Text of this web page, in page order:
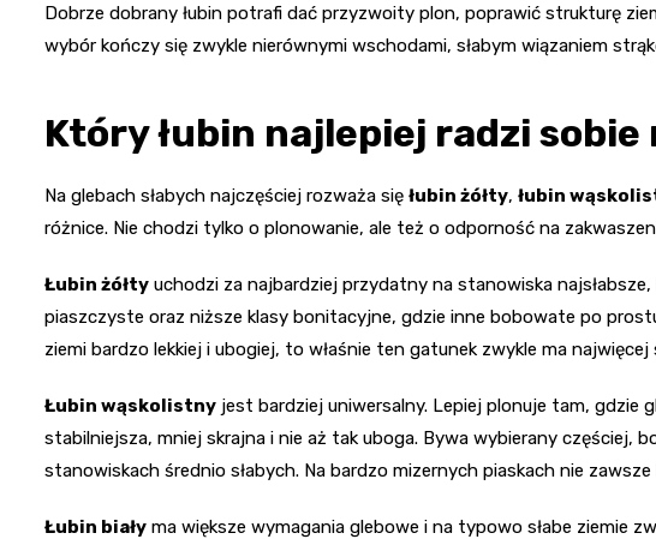
Dobrze dobrany łubin potrafi dać przyzwoity plon, poprawić strukturę
wybór kończy się zwykle nierównymi wschodami, słabym wiązaniem
Który łubin najlepiej radzi sobie
Na glebach słabych najczęściej rozważa się łubin żółty, łubin
różnice. Nie chodzi tylko o plonowanie, ale też o odporność na
Łubin żółty uchodzi za najbardziej przydatny na stanowiska
piaszczyste oraz niższe klasy bonitacyjne, gdzie inne bobowate po
ziemi bardzo lekkiej i ubogiej, to właśnie ten gatunek zwykle ma najwięcej
Łubin wąskolistny jest bardziej uniwersalny. Lepiej plonuje tam, gdzie
stabilniejsza, mniej skrajna i nie aż tak uboga. Bywa wybierany częściej,
stanowiskach średnio słabych. Na bardzo mizernych piaskach nie
Łubin biały ma większe wymagania glebowe i na typowo słabe ziemie